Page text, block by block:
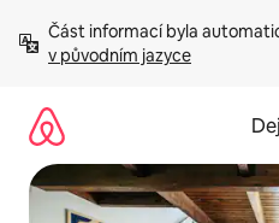
obsah
Část informací byla
v původním jazyce